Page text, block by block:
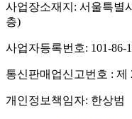
사업장소재지: 서울특별
층)
사업자등록번호: 101-86-
통신판매업신고번호 : 제
개인정보책임자: 한상범